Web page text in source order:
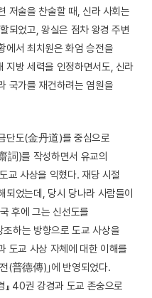
저술을 찬술할 때, 신라 사회는
되었고, 왕실은 점차 왕경 주변
에서 최치원은 화엄 승전을
지방 세력을 인정하면서도, 신라
국가를 재건하려는 염원을
단도(金丹道)를 중심으로
詞)를 작성하면서 유교의
교 사상을 익혔다. 재당 시절
었는데, 당시 당나라 사람들이
후에 그는 신선도를
하는 방향으로 도교 사상을
도교 사상 자체에 대한 이해를
(普德傳)｣에 반영되었다.
』 40권 강경과 도교 존숭으로